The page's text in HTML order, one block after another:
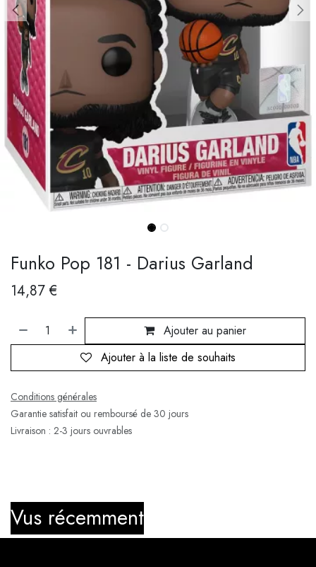
Funko Pop 181 - Darius Garland
14,87€
Ajouter au panier
Ajouter à la liste de souhaits
Conditions générales
Garantie satisfait ou remboursé de 30 jours
Livraison : 2-3 jours ouvrables
Vus récemment